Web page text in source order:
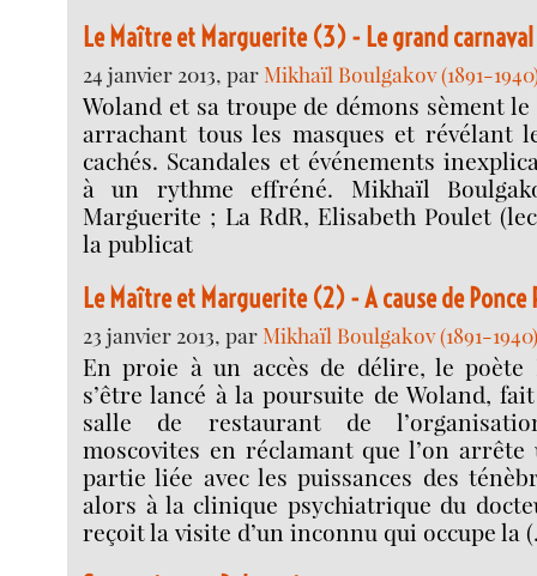
Le Maître et Marguerite (3) - Le grand carnaval
24 janvier 2013, parMikhaïl Boulgakov (1891-
Woland et sa troupe de démons sèment
arrachant tous les masques et révélant
cachés. Scandales et événements
à un rythme effréné. Mikhaïl
Marguerite ; La RdR, Elisabeth Poulet
la publicat
Le Maître et Marguerite (2) - A cause de
23 janvier 2013, parMikhaïl Boulgakov (1891-
En proie à un accès de délire, le poète
s’être lancé à la poursuite de Woland,
salle de restaurant de
moscovites en réclamant que l’on
partie liée avec les puissances des
alors à la clinique psychiatrique du
reçoit la visite d’un inconnu qui occupe la